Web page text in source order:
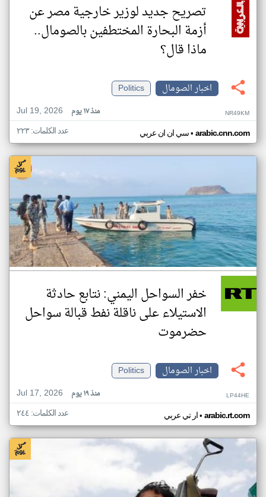
تصريح جديد لوزير خارجية مصر عن
أزمة البحارة المختطفين بالصومال..
ماذا قال؟
اخبار الصومال
Politics
Jul 19, 2026
منذ ١٧ يوم NR49KM
سي ان ان عربي• arabic.cnn.com عدد الكلمات: ٢٢٣
خفر السواحل اليمني: نتابع حادثة
الاستيلاء على ناقلة نفط قبالة سواحل
حضرموت
اخبار الصومال
Politics
Jul 17, 2026
منذ ١٩ يوم LP44HE
ار تي عربي• arabic.rt.com عدد الكلمات: ٢٤٤